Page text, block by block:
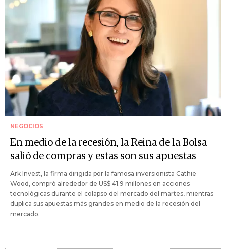
NEGOCIOS
En medio de la recesión, la Reina de la Bolsa
salió de compras y estas son sus apuestas
Ark Invest, la firma dirigida por la famosa inversionista Cathie
Wood, compró alrededor de US$ 41.9 millones en acciones
tecnológicas durante el colapso del mercado del martes, mientras
duplica sus apuestas más grandes en medio de la recesión del
mercado.